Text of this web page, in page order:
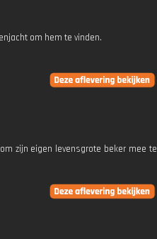
om hem te vinden.
zijn eigen levensgrote beker mee te